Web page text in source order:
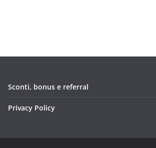
Sconti, bonus e referral
Privacy Policy